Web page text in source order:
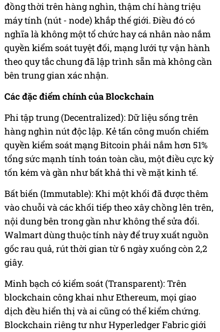
đồng thời trên hàng nghìn, thậm chí hàng triệu
máy tính (nút - node) khắp thế giới. Điều đó có
nghĩa là không một tổ chức hay cá nhân nào nắm
quyền kiểm soát tuyệt đối, mạng lưới tự vận hành
theo quy tắc chung đã lập trình sẵn mà không cần
bên trung gian xác nhận.
Các đặc điểm chính của Blockchain
Phi tập trung (Decentralized): Dữ liệu sống trên
hàng nghìn nút độc lập. Kẻ tấn công muốn chiếm
quyền kiểm soát mạng Bitcoin phải nắm hơn 51%
tổng sức mạnh tính toán toàn cầu, một điều cực kỳ
tốn kém và gần như bất khả thi về mặt kinh tế.
Bất biến (Immutable): Khi một khối đã được thêm
vào chuỗi và các khối tiếp theo xây chồng lên trên,
nội dung bên trong gần như không thể sửa đổi.
Walmart dùng thuộc tính này để truy xuất nguồn
gốc rau quả, rút thời gian từ 6 ngày xuống còn 2,2
giây.
Minh bạch có kiểm soát (Transparent): Trên
blockchain công khai như Ethereum, mọi giao
dịch đều hiển thị và ai cũng có thể kiểm chứng.
Blockchain riêng tư như Hyperledger Fabric giới